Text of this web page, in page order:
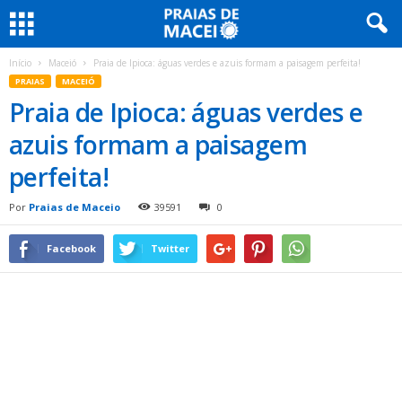
Início Maceió Praia de Ipioca: águas verdes e azuis formam a paisagem perfeita!
PRAIAS MACEIÓ
Praia de Ipioca: águas verdes e
azuis formam a paisagem
perfeita!
Por Praias de Maceio 39591 0
Facebook Twitter